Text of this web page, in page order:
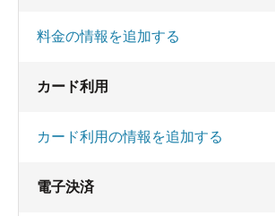
料金の情報を追加する
カード利用
カード利用の情報を追加する
電子決済